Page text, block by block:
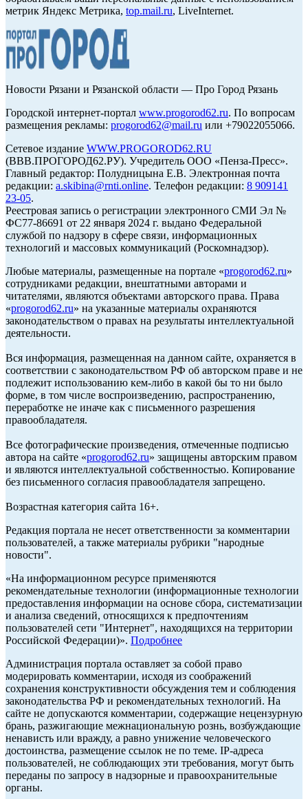
метрик Яндекс Метрика, top.mail.ru, LiveInternet.
Новости Рязани и Рязанской области — Про Город Рязань
Городской интернет-портал www.progorod62.ru. По вопросам
размещения рекламы: progorod62@mail.ru или +79022055066.
Сетевое издание WWW.PROGOROD62.RU
(ВВВ.ПРОГОРОД62.РУ). Учредитель ООО «Пенза-Пресс».
Главный редактор: Полудницына Е.В. Электронная почта
редакции: a.skibina@rnti.online. Телефон редакции: 8 909141
23-05.
Реестровая запись о регистрации электронного СМИ Эл №
ФС77-86691 от 22 января 2024 г. выдано Федеральной
службой по надзору в сфере связи, информационных
технологий и массовых коммуникаций (Роскомнадзор).
Любые материалы, размещенные на портале «progorod62.ru»
сотрудниками редакции, внештатными авторами и
читателями, являются объектами авторского права. Права
«progorod62.ru» на указанные материалы охраняются
законодательством о правах на результаты интеллектуальной
деятельности.
Вся информация, размещенная на данном сайте, охраняется в
соответствии с законодательством РФ об авторском праве и не
подлежит использованию кем-либо в какой бы то ни было
форме, в том числе воспроизведению, распространению,
переработке не иначе как с письменного разрешения
правообладателя.
Все фотографические произведения, отмеченные подписью
автора на сайте «progorod62.ru» защищены авторским правом
и являются интеллектуальной собственностью. Копирование
без письменного согласия правообладателя запрещено.
Возрастная категория сайта 16+.
Редакция портала не несет ответственности за комментарии
пользователей, а также материалы рубрики "народные
новости".
«На информационном ресурсе применяются
рекомендательные технологии (информационные технологии
предоставления информации на основе сбора, систематизации
и анализа сведений, относящихся к предпочтениям
пользователей сети "Интернет", находящихся на территории
Российской Федерации)». Подробнее
Администрация портала оставляет за собой право
модерировать комментарии, исходя из соображений
сохранения конструктивности обсуждения тем и соблюдения
законодательства РФ и рекомендательных технологий. На
сайте не допускаются комментарии, содержащие нецензурную
брань, разжигающие межнациональную рознь, возбуждающие
ненависть или вражду, а равно унижение человеческого
достоинства, размещение ссылок не по теме. IP-адреса
пользователей, не соблюдающих эти требования, могут быть
переданы по запросу в надзорные и правоохранительные
органы.